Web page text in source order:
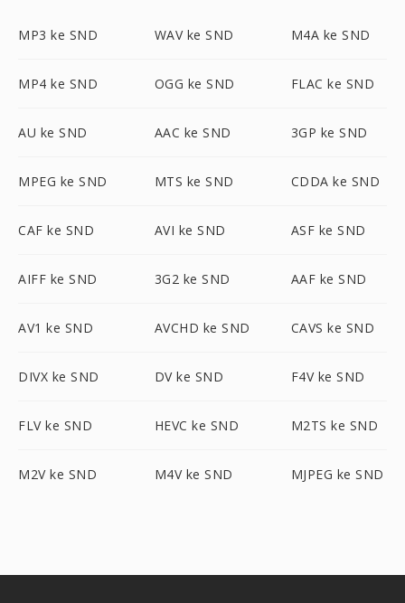
MP3 ke SND WAV ke SND M4A ke SND
MP4 ke SND OGG ke SND FLAC ke SND
AU ke SND AAC ke SND 3GP ke SND
MPEG ke SND MTS ke SND CDDA ke SND
CAF ke SND AVI ke SND ASF ke SND
AIFF ke SND 3G2 ke SND AAF ke SND
AV1 ke SND AVCHD ke SND CAVS ke SND
DIVX ke SND DV ke SND F4V ke SND
FLV ke SND HEVC ke SND M2TS ke SND
M2V ke SND M4V ke SND MJPEG ke SND